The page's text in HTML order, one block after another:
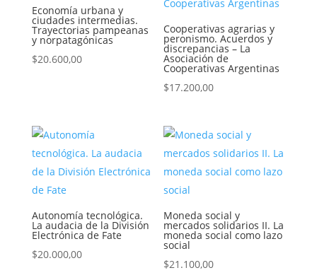
Economía urbana y
ciudades intermedias.
Trayectorias pampeanas
y norpatagónicas
$20.600,00
Cooperativas agrarias y
peronismo. Acuerdos y
discrepancias – La
Asociación de
Cooperativas Argentinas
$17.200,00
Autonomía tecnológica.
La audacia de la División
Electrónica de Fate
$20.000,00
Moneda social y
mercados solidarios II. La
moneda social como lazo
social
$21.100,00